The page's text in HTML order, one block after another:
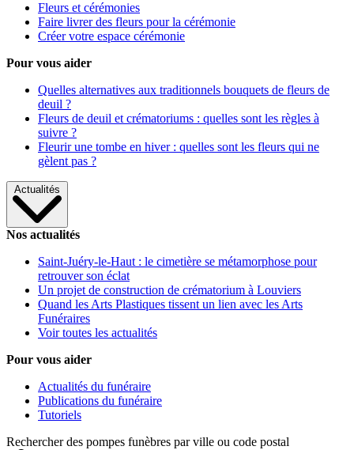
Fleurs et cérémonies
Faire livrer des fleurs pour la cérémonie
Créer votre espace cérémonie
Pour vous aider
Quelles alternatives aux traditionnels bouquets de fleurs de
deuil ?
Fleurs de deuil et crématoriums : quelles sont les règles à
suivre ?
Fleurir une tombe en hiver : quelles sont les fleurs qui ne
gèlent pas ?
Actualités
Nos actualités
Saint-Juéry-le-Haut : le cimetière se métamorphose pour
retrouver son éclat
Un projet de construction de crématorium à Louviers
Quand les Arts Plastiques tissent un lien avec les Arts
Funéraires
Voir toutes les actualités
Pour vous aider
Actualités du funéraire
Publications du funéraire
Tutoriels
Rechercher des pompes funèbres par ville ou code postal